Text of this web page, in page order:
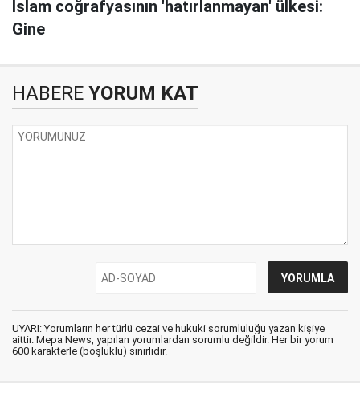
İslam coğrafyasının 'hatırlanmayan' ülkesi:
Gine
HABERE YORUM KAT
UYARI: Yorumların her türlü cezai ve hukuki sorumluluğu yazan kişiye
aittir. Mepa News, yapılan yorumlardan sorumlu değildir. Her bir yorum
600 karakterle (boşluklu) sınırlıdır.